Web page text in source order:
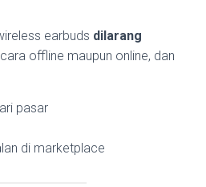
earbuds dilarang
offline maupun online, dan
pasar
di marketplace